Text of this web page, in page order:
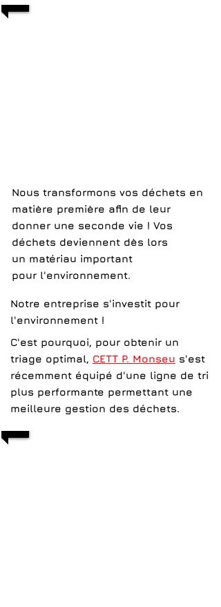
Nous transformons vos déchets en
matière première afin de leur
donner une seconde vie ! Vos
déchets deviennent dès lors
un matériau important
pour l'environnement.
Notre entreprise s'investit pour
l'environnement !
C'est pourquoi, pour obtenir un
triage optimal, CETT P. Monseu s'est
récemment équipé d'une ligne de tri
plus performante permettant une
meilleure gestion des déchets.